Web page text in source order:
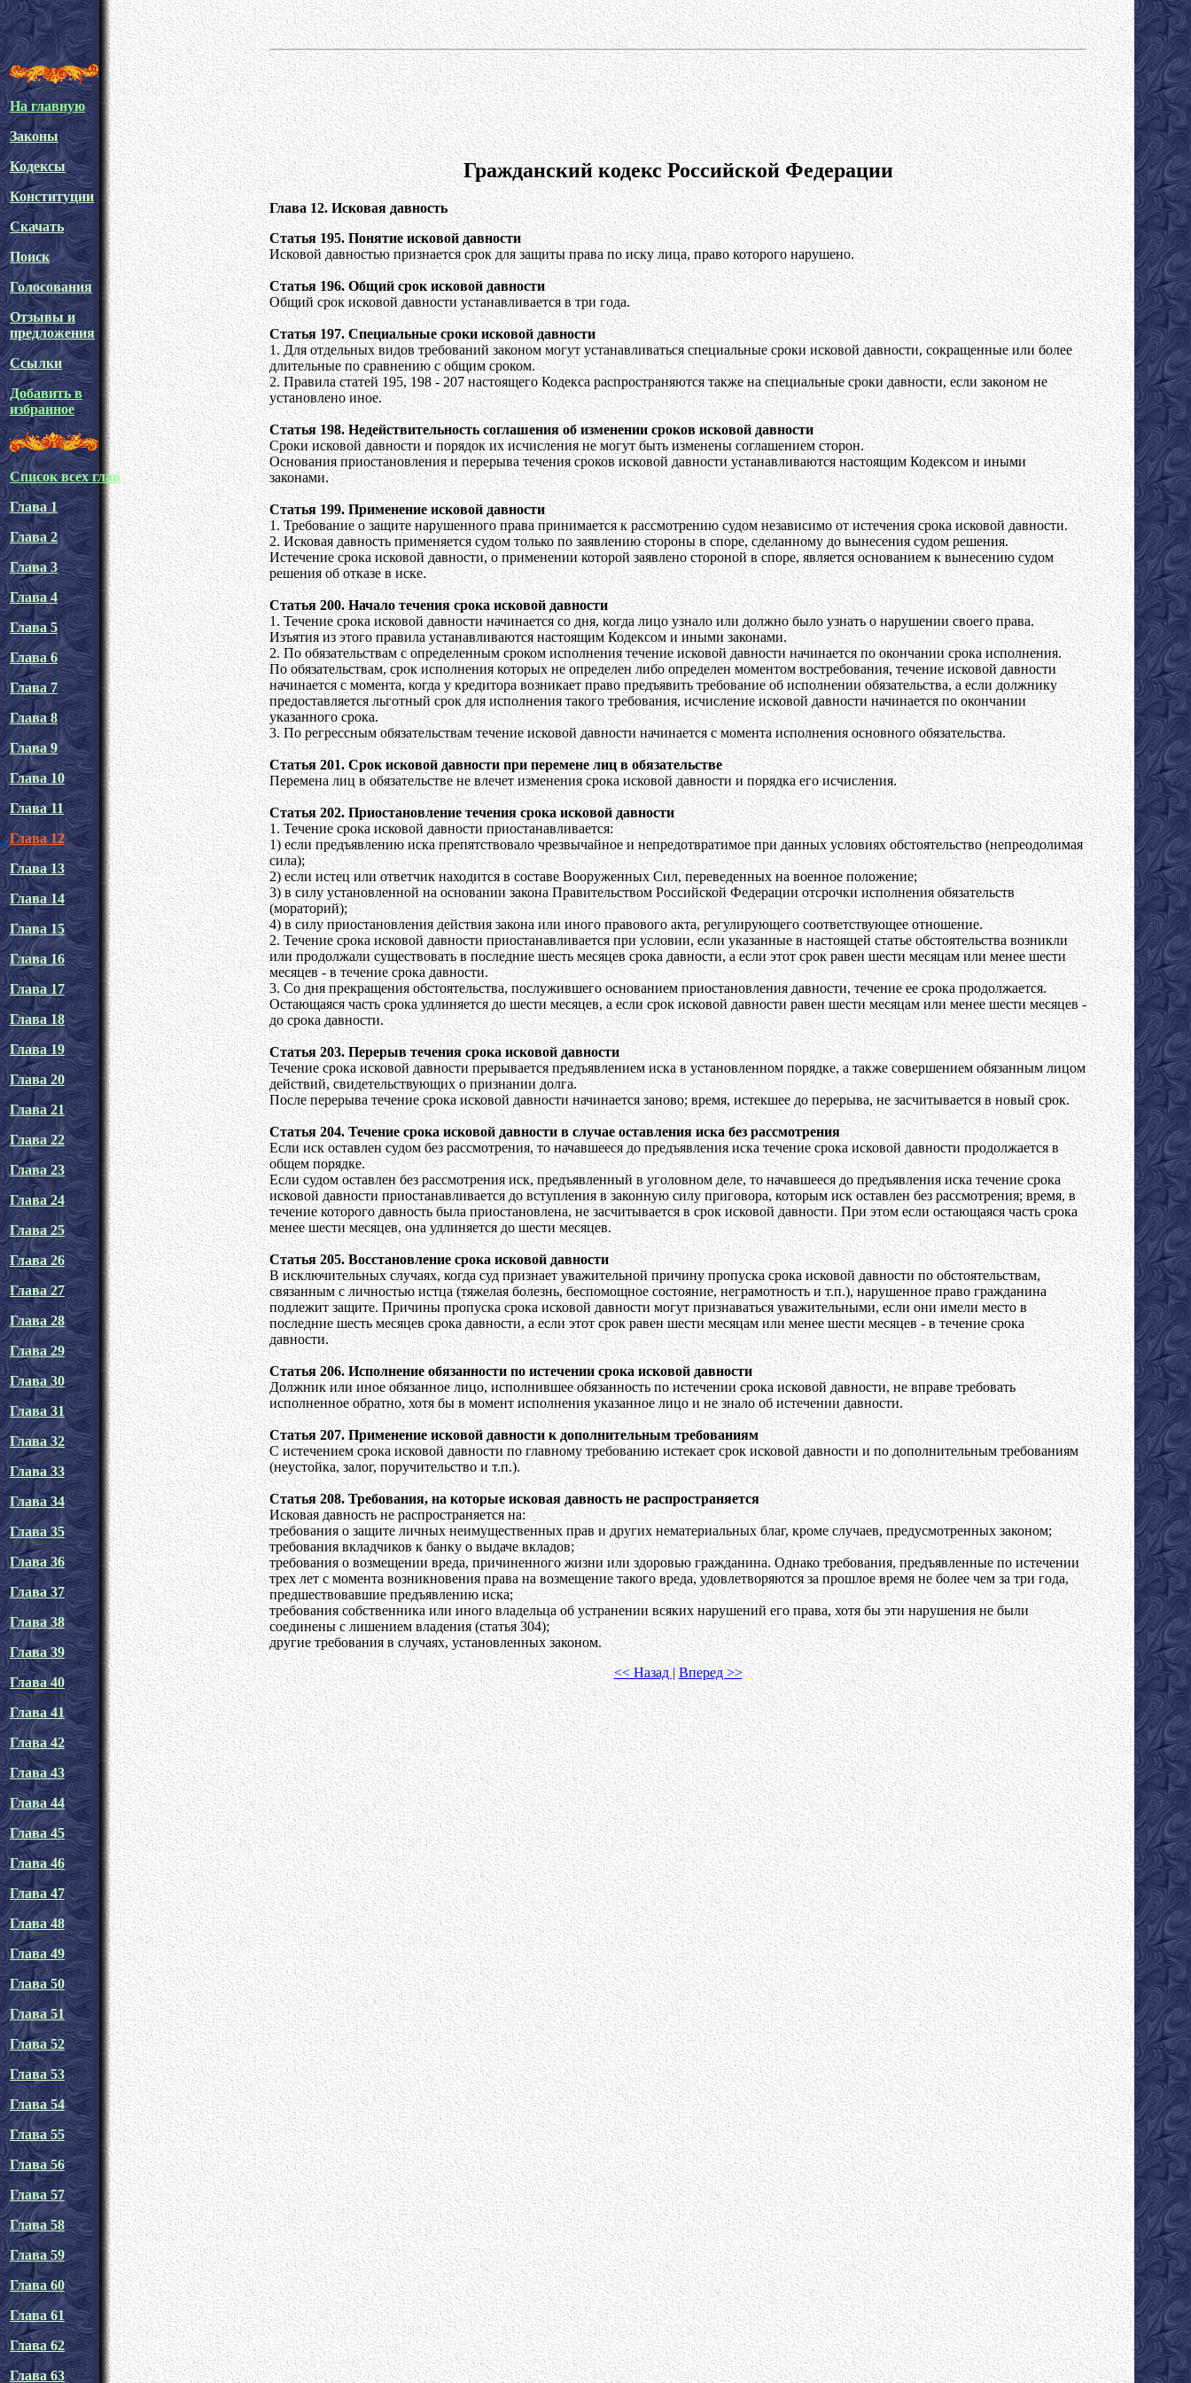
На главную
Законы
Кодексы
Конституции
Скачать
Поиск
Голосования
Отзывы и
предложения
Ссылки
Добавить в
избранное
Список всех глав
Глава 1
Глава 2
Глава 3
Глава 4
Глава 5
Глава 6
Глава 7
Глава 8
Глава 9
Глава 10
Глава 11
Глава 12
Глава 13
Глава 14
Глава 15
Глава 16
Глава 17
Глава 18
Глава 19
Глава 20
Глава 21
Глава 22
Глава 23
Глава 24
Глава 25
Глава 26
Глава 27
Глава 28
Глава 29
Глава 30
Глава 31
Глава 32
Глава 33
Глава 34
Глава 35
Глава 36
Глава 37
Глава 38
Глава 39
Глава 40
Глава 41
Глава 42
Глава 43
Глава 44
Глава 45
Глава 46
Глава 47
Глава 48
Глава 49
Глава 50
Глава 51
Глава 52
Глава 53
Глава 54
Глава 55
Глава 56
Глава 57
Глава 58
Глава 59
Глава 60
Глава 61
Глава 62
Глава 63
Гражданский кодекс Российской Федерации
Глава 12. Исковая давность
Статья 195. Понятие исковой давности
Исковой давностью признается срок для защиты права по иску лица, право которого нарушено.
Статья 196. Общий срок исковой давности
Общий срок исковой давности устанавливается в три года.
Статья 197. Специальные сроки исковой давности
1. Для отдельных видов требований законом могут устанавливаться специальные сроки исковой давности, сокращенные или более
длительные по сравнению с общим сроком.
2. Правила статей 195, 198 - 207 настоящего Кодекса распространяются также на специальные сроки давности, если законом не
установлено иное.
Статья 198. Недействительность соглашения об изменении сроков исковой давности
Сроки исковой давности и порядок их исчисления не могут быть изменены соглашением сторон.
Основания приостановления и перерыва течения сроков исковой давности устанавливаются настоящим Кодексом и иными
законами.
Статья 199. Применение исковой давности
1. Требование о защите нарушенного права принимается к рассмотрению судом независимо от истечения срока исковой давности.
2. Исковая давность применяется судом только по заявлению стороны в споре, сделанному до вынесения судом решения.
Истечение срока исковой давности, о применении которой заявлено стороной в споре, является основанием к вынесению судом
решения об отказе в иске.
Статья 200. Начало течения срока исковой давности
1. Течение срока исковой давности начинается со дня, когда лицо узнало или должно было узнать о нарушении своего права.
Изъятия из этого правила устанавливаются настоящим Кодексом и иными законами.
2. По обязательствам с определенным сроком исполнения течение исковой давности начинается по окончании срока исполнения.
По обязательствам, срок исполнения которых не определен либо определен моментом востребования, течение исковой давности
начинается с момента, когда у кредитора возникает право предъявить требование об исполнении обязательства, а если должнику
предоставляется льготный срок для исполнения такого требования, исчисление исковой давности начинается по окончании
указанного срока.
3. По регрессным обязательствам течение исковой давности начинается с момента исполнения основного обязательства.
Статья 201. Срок исковой давности при перемене лиц в обязательстве
Перемена лиц в обязательстве не влечет изменения срока исковой давности и порядка его исчисления.
Статья 202. Приостановление течения срока исковой давности
1. Течение срока исковой давности приостанавливается:
1) если предъявлению иска препятствовало чрезвычайное и непредотвратимое при данных условиях обстоятельство (непреодолимая
сила);
2) если истец или ответчик находится в составе Вооруженных Сил, переведенных на военное положение;
3) в силу установленной на основании закона Правительством Российской Федерации отсрочки исполнения обязательств
(мораторий);
4) в силу приостановления действия закона или иного правового акта, регулирующего соответствующее отношение.
2. Течение срока исковой давности приостанавливается при условии, если указанные в настоящей статье обстоятельства возникли
или продолжали существовать в последние шесть месяцев срока давности, а если этот срок равен шести месяцам или менее шести
месяцев - в течение срока давности.
3. Со дня прекращения обстоятельства, послужившего основанием приостановления давности, течение ее срока продолжается.
Остающаяся часть срока удлиняется до шести месяцев, а если срок исковой давности равен шести месяцам или менее шести месяцев -
до срока давности.
Статья 203. Перерыв течения срока исковой давности
Течение срока исковой давности прерывается предъявлением иска в установленном порядке, а также совершением обязанным лицом
действий, свидетельствующих о признании долга.
После перерыва течение срока исковой давности начинается заново; время, истекшее до перерыва, не засчитывается в новый срок.
Статья 204. Течение срока исковой давности в случае оставления иска без рассмотрения
Если иск оставлен судом без рассмотрения, то начавшееся до предъявления иска течение срока исковой давности продолжается в
общем порядке.
Если судом оставлен без рассмотрения иск, предъявленный в уголовном деле, то начавшееся до предъявления иска течение срока
исковой давности приостанавливается до вступления в законную силу приговора, которым иск оставлен без рассмотрения; время, в
течение которого давность была приостановлена, не засчитывается в срок исковой давности. При этом если остающаяся часть срока
менее шести месяцев, она удлиняется до шести месяцев.
Статья 205. Восстановление срока исковой давности
В исключительных случаях, когда суд признает уважительной причину пропуска срока исковой давности по обстоятельствам,
связанным с личностью истца (тяжелая болезнь, беспомощное состояние, неграмотность и т.п.), нарушенное право гражданина
подлежит защите. Причины пропуска срока исковой давности могут признаваться уважительными, если они имели место в
последние шесть месяцев срока давности, а если этот срок равен шести месяцам или менее шести месяцев - в течение срока
давности.
Статья 206. Исполнение обязанности по истечении срока исковой давности
Должник или иное обязанное лицо, исполнившее обязанность по истечении срока исковой давности, не вправе требовать
исполненное обратно, хотя бы в момент исполнения указанное лицо и не знало об истечении давности.
Статья 207. Применение исковой давности к дополнительным требованиям
С истечением срока исковой давности по главному требованию истекает срок исковой давности и по дополнительным требованиям
(неустойка, залог, поручительство и т.п.).
Статья 208. Требования, на которые исковая давность не распространяется
Исковая давность не распространяется на:
требования о защите личных неимущественных прав и других нематериальных благ, кроме случаев, предусмотренных законом;
требования вкладчиков к банку о выдаче вкладов;
требования о возмещении вреда, причиненного жизни или здоровью гражданина. Однако требования, предъявленные по истечении
трех лет с момента возникновения права на возмещение такого вреда, удовлетворяются за прошлое время не более чем за три года,
предшествовавшие предъявлению иска;
требования собственника или иного владельца об устранении всяких нарушений его права, хотя бы эти нарушения не были
соединены с лишением владения (статья 304);
другие требования в случаях, установленных законом.
<< Назад | Вперед >>